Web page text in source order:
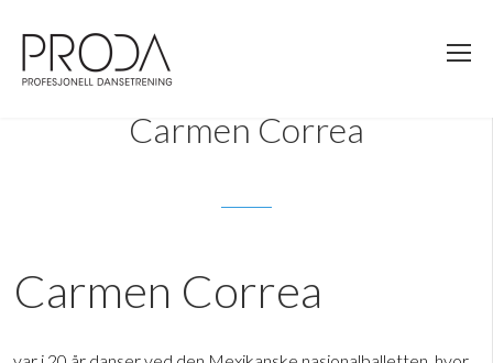
sidens
hovedinnhold
Carmen Correa
Carmen Correa